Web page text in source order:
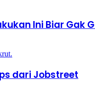
Ini Biar Gak
dari Jobstreet